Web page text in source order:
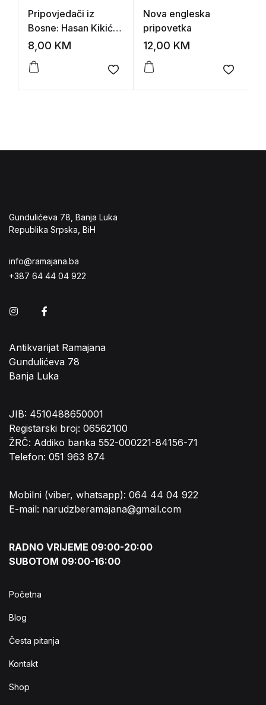
Pripovjedači iz
Bosne: Hasan Kikić,
Novak Simić, Alija
8,00 KM
Add to wishlist
Nova engleska
pripovetka
12,00 KM
Add to
Gundulićeva 78, Banja Luka
Republika Srpska, BiH
info@ramajana.ba
+387 64 44 04 922
Instagram
Antikvarijat Ramajana
Gundulićeva 78
Banja Luka
JIB: 4510488650001
Registarski broj: 06562100
ŽRČ: Addiko banka 552-000221-84156-71
Telefon: 051 963 874
Mobilni (viber, whatsapp): 064 44 04 922
E-mail: narudzberamajana@gmail.com
RADNO VRIJEME 09:00-20:00
SUBOTOM 09:00-16:00
Početna
Blog
Česta pitanja
Kontakt
Shop